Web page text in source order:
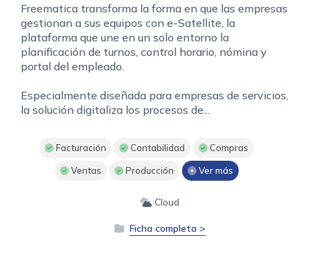
Freematica transforma la forma en que las empresas
gestionan a sus equipos con e-Satellite, la
plataforma que une en un solo entorno la
planificación de turnos, control horario, nómina y
portal del empleado.
Especialmente diseñada para empresas de servicios,
la solución digitaliza los procesos de...
Facturación Contabilidad Compras
Ventas Producción Ver más
Cloud
Ficha completa >